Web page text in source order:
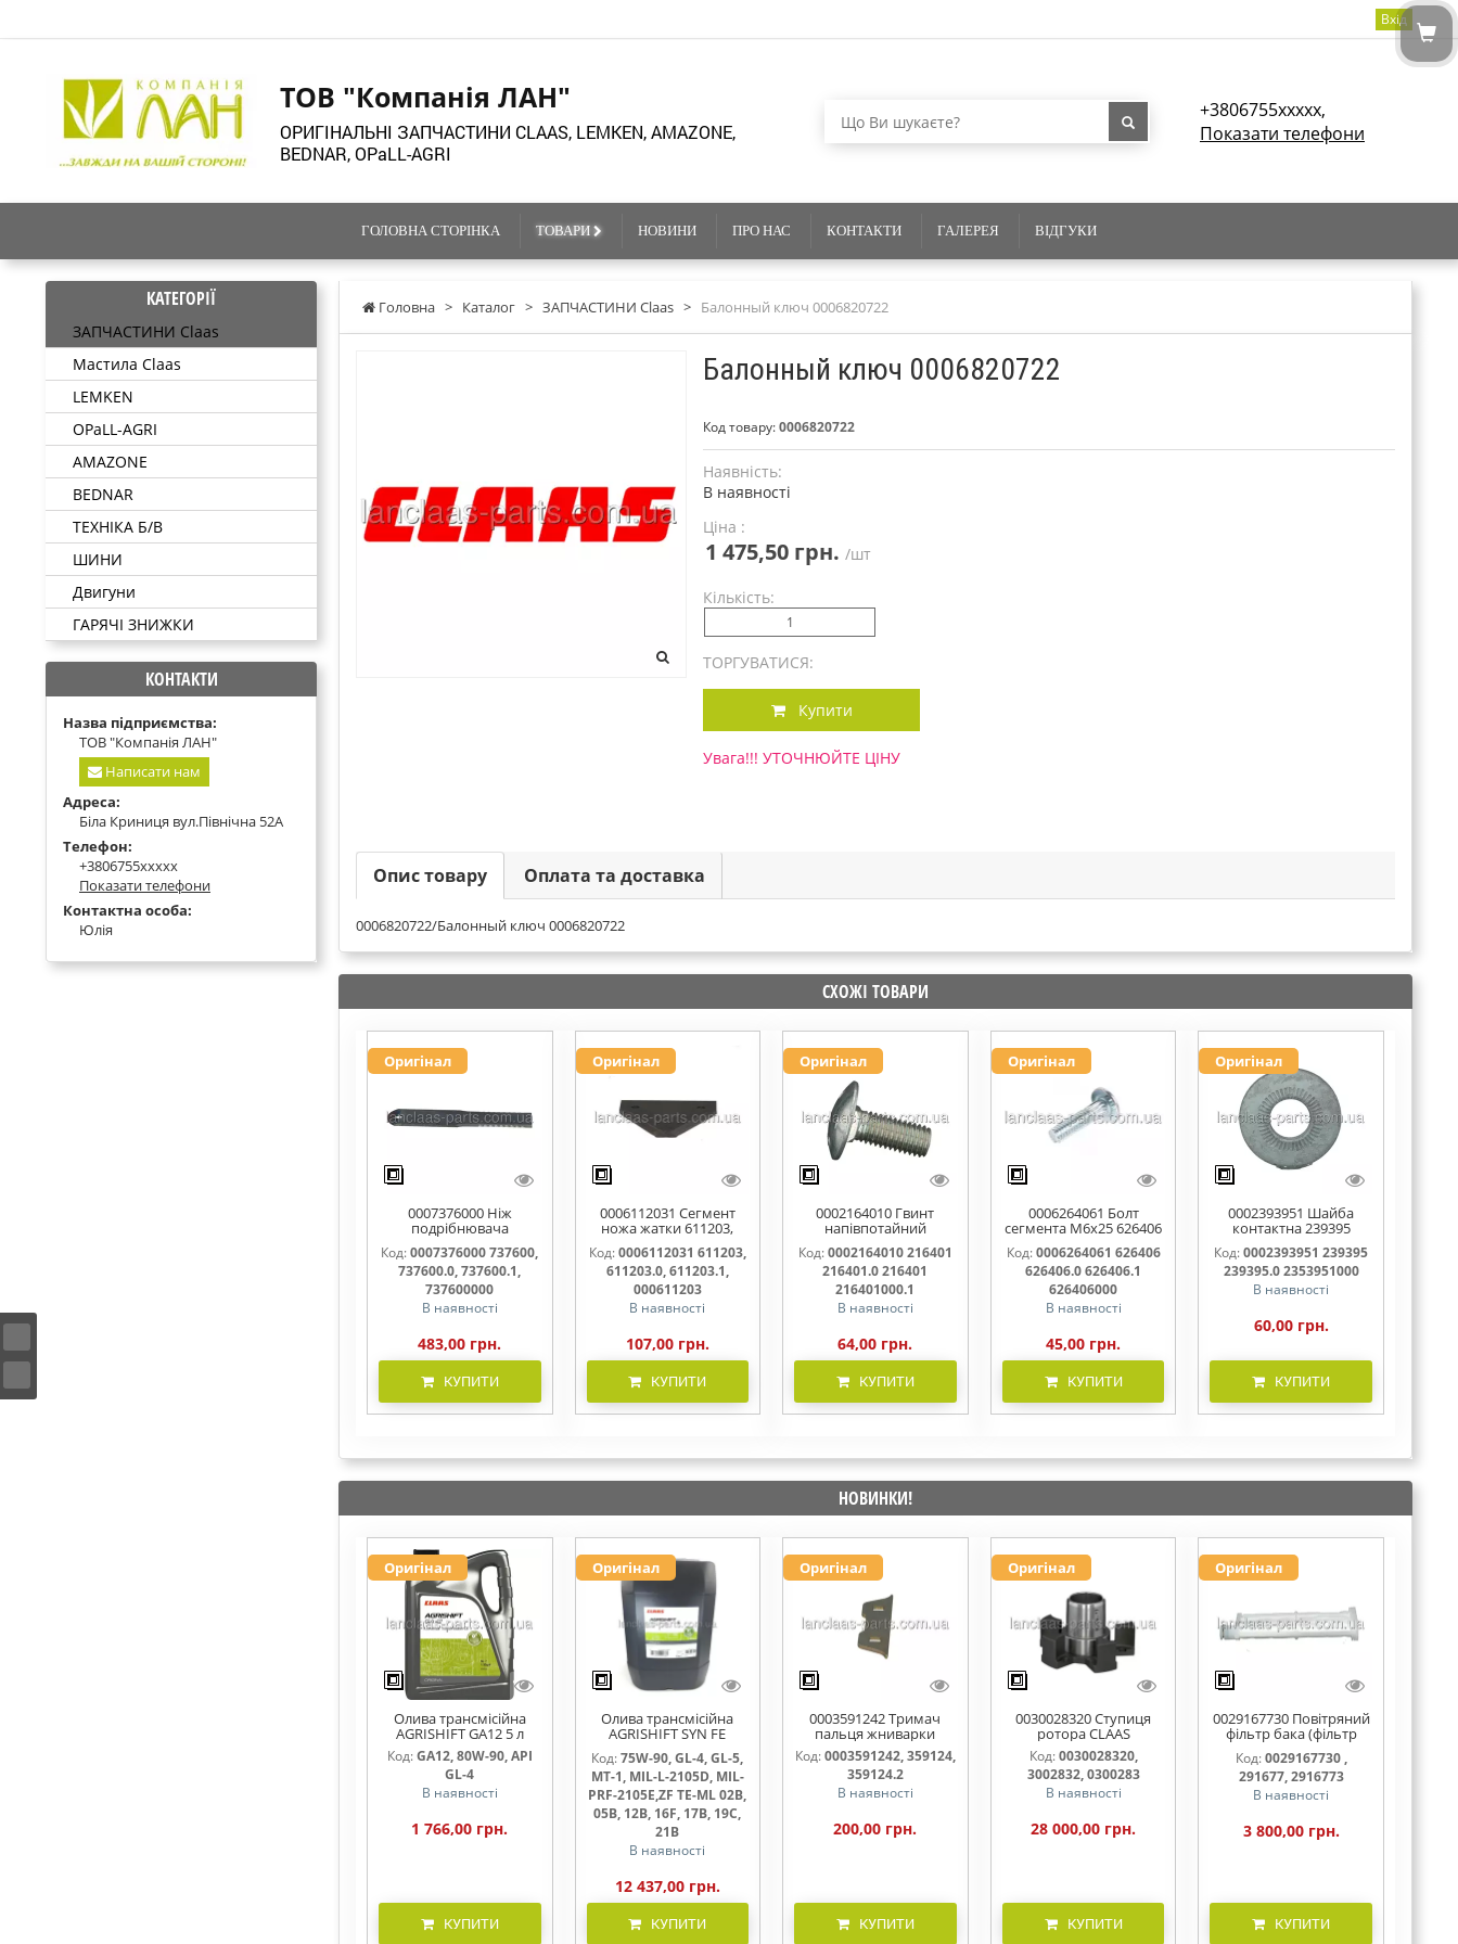
Вхід
ТОВ "Компанія ЛАН"
ОРИГІНАЛЬНІ ЗАПЧАСТИНИ CLAAS, LEMKEN, AMAZONE,
BEDNAR, OPaLL-AGRI
+3806755xxxxx,
Показати телефони
ГОЛОВНА СТОРІНКА ТОВАРИ НОВИНИ ПРО НАС КОНТАКТИ ГАЛЕРЕЯ ВІДГУКИ
Головна > Каталог > ЗАПЧАСТИНИ Claas > Балонный ключ 0006820722
Балонный ключ 0006820722
Код товару:0006820722
Наявність:
В наявності
Ціна :
1 475,50 грн. /шт
Кількість:
ТОРГУВАТИСЯ:
Купити
Увага!!! УТОЧНЮЙТЕ ЦІНУ
Опис товару Оплата та доставка
0006820722/Балонный ключ 0006820722
СХОЖІ ТОВАРИ
Оригінал
0007376000 Ніж
подрібнювача
соломи,рухомий
737600, 737600.0,
737600.1, 737600000
Код:0007376000 737600,
737600.0, 737600.1,
737600000
В наявності
483,00 грн.
КУПИТИ
Оригінал
0006112031 Сегмент
ножа жатки 611203,
611203.0, 611203.1,
000611203
Код:0006112031 611203,
611203.0, 611203.1,
000611203
В наявності
107,00 грн.
КУПИТИ
Оригінал
0002164010 Гвинт
напівпотайний
М10х25х20 216401
216401.0 216401.1
216401000
Код:0002164010 216401
216401.0 216401
216401000.1
В наявності
64,00 грн.
КУПИТИ
Оригінал
0006264061 Болт
сегмента М6х25 626406
626406.0 626406.1
626406000
Код: 0006264061 626406
626406.0 626406.1
626406000
В наявності
45,00 грн.
КУПИТИ
Оригінал
0002393951 Шайба
контактна 239395
239395.0 2353951000
Код:0002393951 239395
239395.0 2353951000
В наявності
60,00 грн.
КУПИТИ
НОВИНКИ!
Оригінал
Олива трансмісійна
AGRISHIFT GA12 5 л
Код:GA12, 80W-90, API
GL-4
В наявності
1 766,00 грн.
КУПИТИ
Оригінал
Олива трансмісійна
AGRISHIFT SYN FE
75W90 20л
Код:75W-90, GL-4, GL-5,
MT-1, MIL-L-2105D, MIL-
PRF-2105E,ZF TE-ML 02B,
05B, 12B, 16F, 17B, 19C,
21B
В наявності
12 437,00 грн.
КУПИТИ
Оригінал
0003591242 Тримач
пальця жниварки
Код:0003591242, 359124,
359124.2
В наявності
200,00 грн.
КУПИТИ
Оригінал
0030028320 Ступиця
ротора CLAAS
Код: 0030028320,
3002832, 0300283
В наявності
28 000,00 грн.
КУПИТИ
Оригінал
0029167730 Повітряний
фільтр бака (фільтр
AdBlue)
Код:0029167730 ,
291677, 2916773
В наявності
3 800,00 грн.
КУПИТИ
КАТЕГОРІЇ
ЗАПЧАСТИНИ Claas
Мастила Claas
LEMKEN
OPaLL-AGRI
AMAZONE
BEDNAR
ТЕХНІКА Б/В
ШИНИ
Двигуни
ГАРЯЧІ ЗНИЖКИ
КОНТАКТИ
Назва підприємства:
ТОВ "Компанія ЛАН"
Написати нам
Адреса:
Біла Криниця вул.Північна 52А
Телефон:
+3806755xxxxx
Показати телефони
Контактна особа:
Юлія